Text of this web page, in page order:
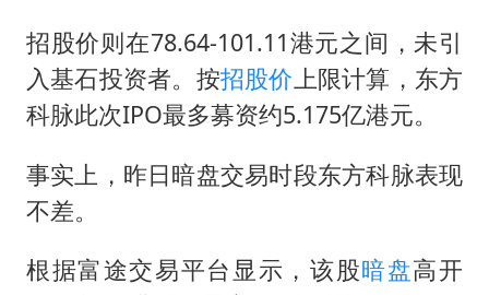
招股价则在78.64-101.11港元之间，未引
入基石投资者。按招股价上限计算，东方
科脉此次IPO最多募资约5.175亿港元。
事实上，昨日暗盘交易时段东方科脉表现
不差。
根据富途交易平台显示，该股暗盘高开